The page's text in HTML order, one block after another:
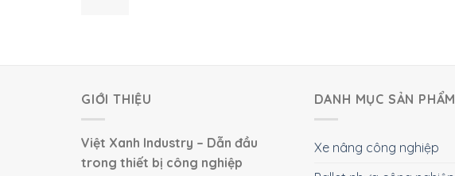
GIỚI THIỆU
Việt Xanh Industry – Dẫn đầu
trong thiết bị công nghiệp
DANH MỤC SẢN PHẨM
Xe nâng công nghiệp